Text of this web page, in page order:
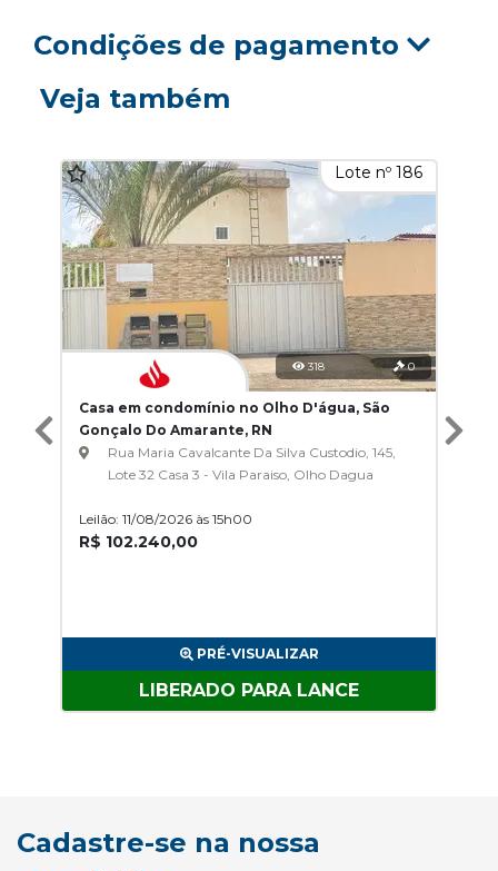
Condições de pagamento
Veja também
Lote nº 186
318 0
Casa em condomínio no Olho D'água, São
Gonçalo Do Amarante, RN
Rua Maria Cavalcante Da Silva Custodio, 145,
Lote 32 Casa 3 - Vila Paraiso, Olho Dagua
Leilão: 11/08/2026 às 15h00
R$ 102.240,00
PRÉ-VISUALIZAR
LIBERADO PARA LANCE
Cadastre-se na nossa